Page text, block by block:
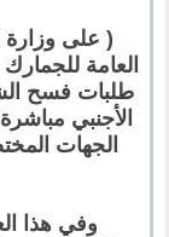
( على وزارة
العامة
طلبات فسح
الأجنبي
الجهات
وفي هذا